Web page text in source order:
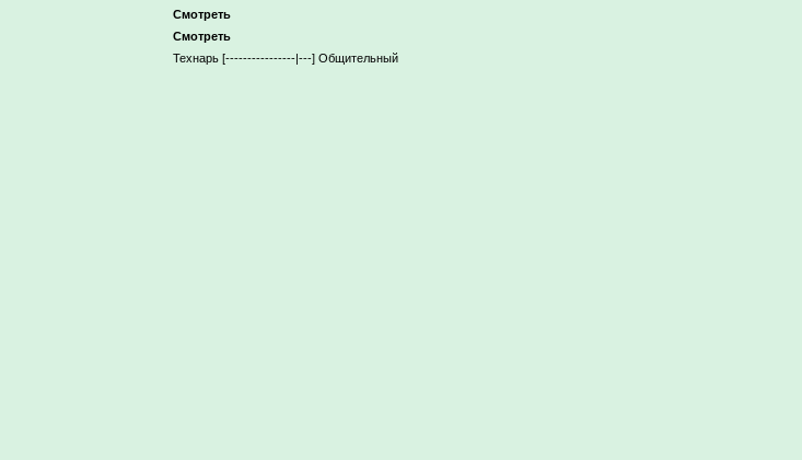
Смотреть
Смотреть
Технарь [----------------|---] Общительный